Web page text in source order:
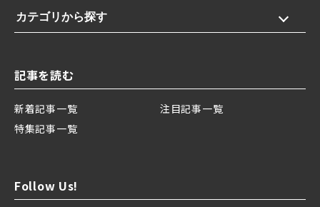
カテゴリから探す
記事を読む
新着記事一覧
注目記事一覧
特集記事一覧
Follow Us!